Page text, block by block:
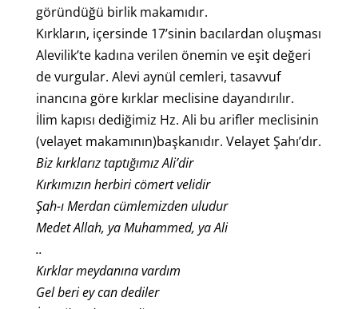
göründüğü birlik makamıdır.
Kırkların, içersinde 17’sinin bacılardan oluşması
Alevilik’te kadına verilen önemin ve eşit değeri
de vurgular. Alevi aynül cemleri, tasavvuf
inancına göre kırklar meclisine dayandırılır.
İlim kapısı dediğimiz Hz. Ali bu arifler meclisinin
(velayet makamının)başkanıdır. Velayet Şahı’dır.
Biz kırklarız taptığımız Ali’dir
Kırkımızın herbiri cömert velidir
Şah-ı Merdan cümlemizden uludur
Medet Allah, ya Muhammed, ya Ali
..
Kırklar meydanına vardım
Gel beri ey can dediler